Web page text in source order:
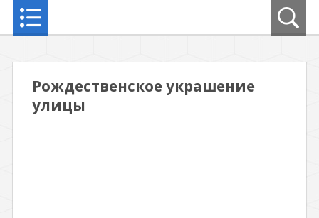
Рождественское украшение
улицы